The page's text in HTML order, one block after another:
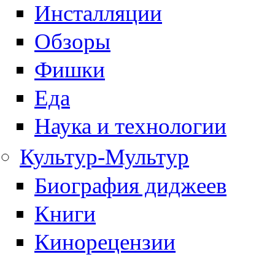
Инсталляции
Обзоры
Фишки
Еда
Наука и технологии
Культур-Мультур
Биография диджеев
Книги
Кинорецензии